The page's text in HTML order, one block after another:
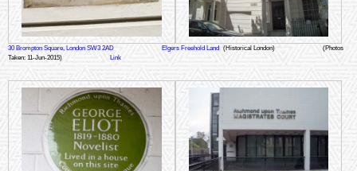
30 Brompton Square, London SW3 2AD Elgers Freehold Land (Historical London)
(Photos
Taken: 11-Jun-2015)
Link